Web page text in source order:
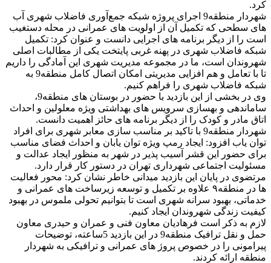
کرد.
شهردار منطقه9 اجرای پروژه شبکه جمع‌آوری فاضلاب شهری آب
های سطحی که تکمیل آن از اولویت های عمرانی در محله دستغیب
است را از دیگر برنامه های اجرایی دانست و عنوان کرد: تکمیل
شبکه فاضلاب شهری در پهنه غربی پایتخت یکی از مطالبات اصلی
شهروندان است، ما در مجموعه مدیریت شهری این آمادگی را داریم
تا با تعامل و هم افزایی مدیریتی امکان اتصال کامل منطقه9 به
شبکه فاضلاب شهری را فراهم کنیم.
وی در بخشی از این بازدید با حضور در بوستان های منطقه9،
ساماندهی و بهسازی سرویس های بهداشتی ویژه معلولین و احداث
اتاق مادر و کودک را از دیگر برنامه های حائز اهمیت دانست.
شهردار منطقه9 با تاکید بر مناسب سازی معابر شهری برای افراد
توان یاب افزود: ایجاد رمپ ویژه توان یابان و احداث فضای مناسب
برای حضور این قشر آسیب پذیر در شهر به منظور ایجاد عدالت و
مسئولیت اجتماعی شهرداری تهران در دستور کار قرار دارد.
مرتضوی در پایان این بازدید میدانی خاطر نشان کرد: محور فعالیت
ها در منطقه۹ علاوه بر تکمیل و توسعه زیرساخت های عمرانی و
خدماتی، بهبود سرانه شهری است تا بتوانیم تحولی ملموس در بهبود
کیفیت زندگی شهروندان ایجاد کنیم.
لازم به ذکر است فرهادیان معاون فنی و عمران و حیدری معاون
حمل و نقل ترافیک منطقه9 در این بازدید 5ساعته، توضیحات
پیرامونی را در خصوص پروژ های عمرانی و ترافیکی به شهردار
منطقه ارائه کردند.